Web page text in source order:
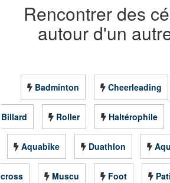
Rencontrer des
autour d'un
Badminton Cheerleading
Billard Roller Haltérophile
Aquabike Duathlon
cross Muscu Foot